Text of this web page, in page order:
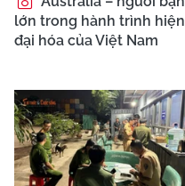
lớn trong hành trình hiện
đại hóa của Việt Nam